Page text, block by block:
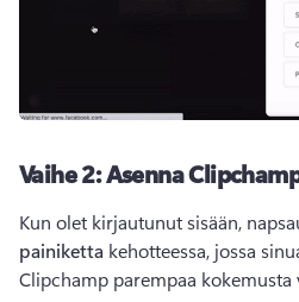
Vaihe 2: Asenna
Kun olet kirjautunut sisään,
painiketta kehotteessa, jossa
Clipchamp parempaa kokemusta